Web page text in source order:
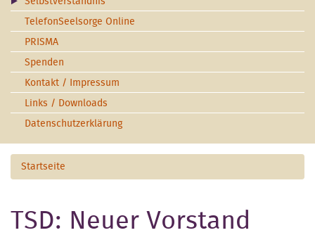
TelefonSeelsorge Online
PRISMA
Spenden
Kontakt / Impressum
Links / Downloads
Datenschutzerklärung
Startseite
TSD: Neuer Vorstand